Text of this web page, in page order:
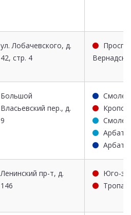
ул. Лобачевского, д.
42, стр. 4
Большой
Власьевский пер., д.
9
Ленинский пр-т, д.
146
Юго-